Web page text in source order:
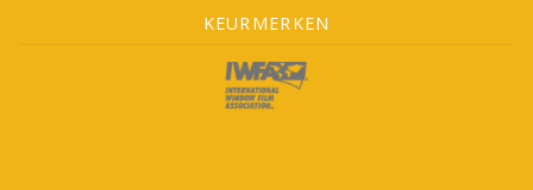
KEURMERKEN